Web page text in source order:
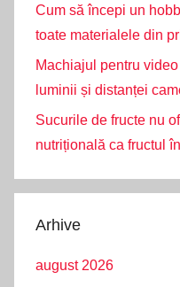
Cum să începi un
toate materialele din
Machiajul pentru
luminii și distanței
Sucurile de fructe nu
nutrițională ca fructul
Arhive
august 2026